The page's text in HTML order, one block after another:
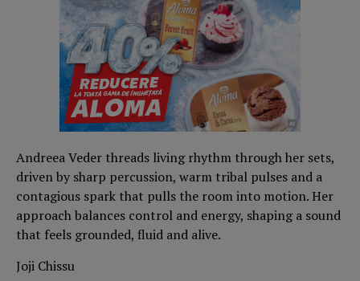
Andreea Veder threads living rhythm through her sets,
driven by sharp percussion, warm tribal pulses and a
contagious spark that pulls the room into motion. Her
approach balances control and energy, shaping a sound
that feels grounded, fluid and alive.
Joji Chissu